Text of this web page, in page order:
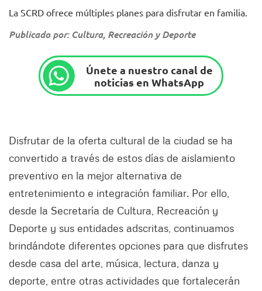
La SCRD ofrece múltiples planes para disfrutar en familia.
Publicado por: Cultura, Recreación y Deporte
Únete a nuestro canal de
noticias en WhatsApp
Disfrutar de la oferta cultural de la ciudad se ha
convertido a través de estos días de aislamiento
preventivo en la mejor alternativa de
entretenimiento e integración familiar. Por ello,
desde la Secretaría de Cultura, Recreación y
Deporte y sus entidades adscritas, continuamos
brindándote diferentes opciones para que disfrutes
desde casa del arte, música, lectura, danza y
deporte, entre otras actividades que fortalecerán